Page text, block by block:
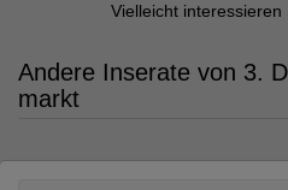
Vielleicht interessieren
Andere Inserate von 3.
markt